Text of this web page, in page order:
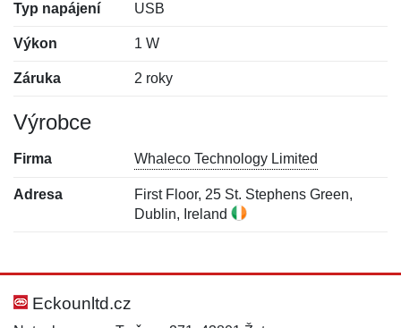
Typ napájení USB
Výkon 1 W
Záruka 2 roky
Výrobce
Firma Whaleco Technology Limited
Adresa
First Floor, 25 St. Stephens Green,
Dublin, Ireland
Hodnocení:
Jméno:
Eckounltd.cz